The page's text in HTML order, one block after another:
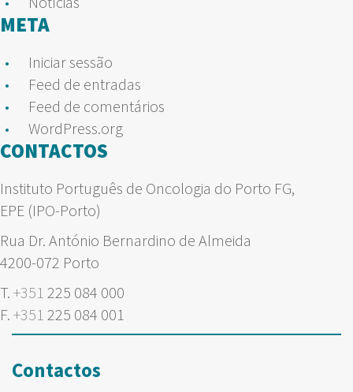
META
Iniciar sessão
Feed de entradas
Feed de comentários
WordPress.org
CONTACTOS
Instituto Português de Oncologia do Porto FG,
EPE (IPO-Porto)
Rua Dr. António Bernardino de Almeida
4200-072 Porto
T. +351 225 084 000
F. +351 225 084 001
Contactos